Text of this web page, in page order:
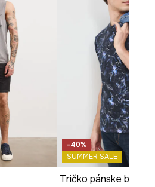
-40%
SUMMER SALE